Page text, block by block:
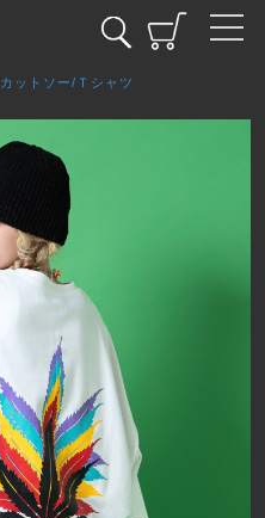
カットソー/Ｔシャツ